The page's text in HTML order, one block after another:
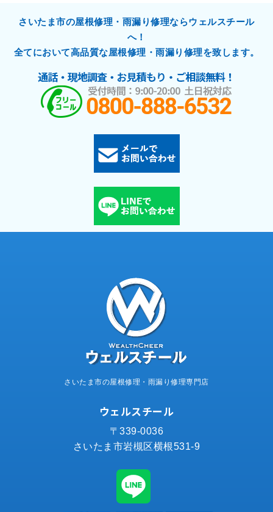
さいたま市の屋根修理・雨漏り修理ならウェルスチール
へ！
全てにおいて高品質な屋根修理・雨漏り修理を致します。
さいたま市の屋根修理・雨漏り修理専門店
ウェルスチール
〒339-0036
さいたま市岩槻区横根531-9